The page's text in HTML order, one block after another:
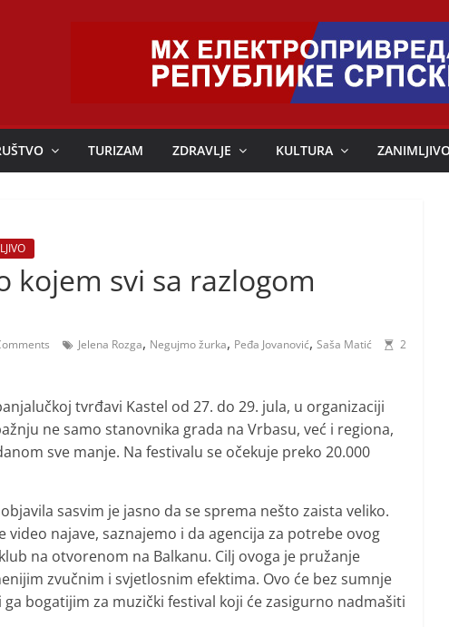
TURIZAM ZDRAVLJE KULTURA
kojem svi sa razlogom
Jelena Rozga, Negujmo žurka, Peđa Jovanović, Saša Matić
2
tvrđavi Kastel od 27. do 29. jula, u organizaciji
ne samo stanovnika grada na Vrbasu, već i regiona,
sve manje. Na festivalu se očekuje preko 20.000
sasvim je jasno da se sprema nešto zaista veliko.
najave, saznajemo i da agencija za potrebe ovog
na otvorenom na Balkanu. Cilj ovoga je pružanje
zvučnim i svjetlosnim efektima. Ovo će bez sumnje
bogatijim za muzički festival koji će zasigurno nadmašiti